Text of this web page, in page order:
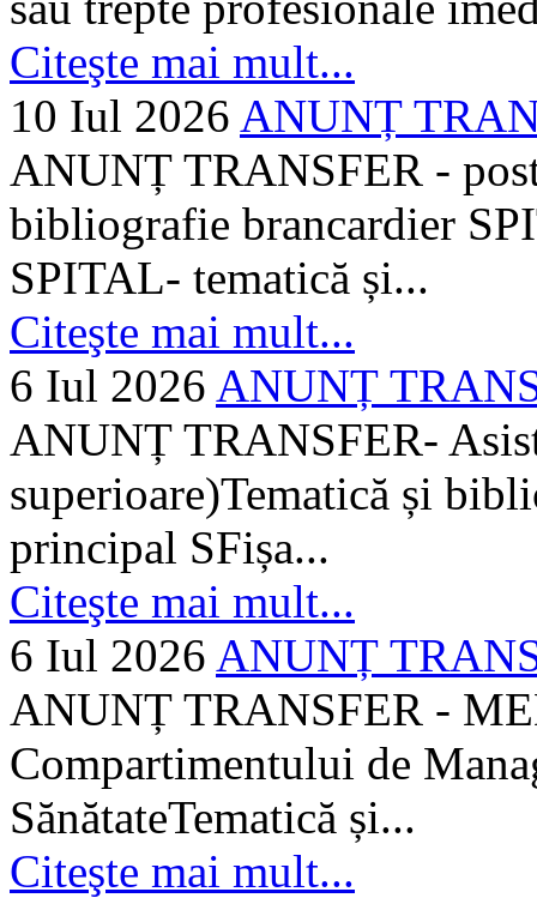
Citeşte mai mult...
10 Iul 2026 ANUNȚ
ANUNȚ TRANSFER -
bibliografie brancardier
SPITAL- tematică și...
Citeşte mai mult...
6 Iul 2026 ANUNȚ
ANUNȚ TRANSFER-
superioare)Tematică și
principal SFișa...
Citeşte mai mult...
6 Iul 2026 ANUNȚ
ANUNȚ TRANSFER -
Compartimentului de
SănătateTematică și...
Citeşte mai mult...